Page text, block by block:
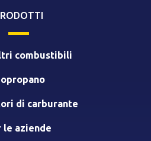
combustibili
di carburante
le aziende